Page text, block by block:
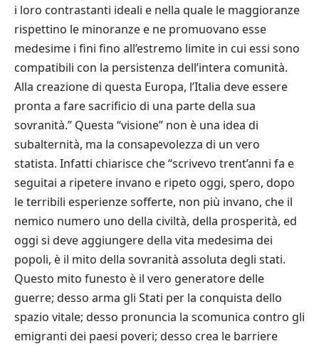
i loro contrastanti ideali e nella quale le maggioranze
rispettino le minoranze e ne promuovano esse
medesime i fini fino all’estremo limite in cui essi sono
compatibili con la persistenza dell’intera comunità.
Alla creazione di questa Europa, l’Italia deve essere
pronta a fare sacrificio di una parte della sua
sovranità.” Questa “visione” non è una idea di
subalternità, ma la consapevolezza di un vero
statista. Infatti chiarisce che“scrivevo trent’anni fa e
seguitai a ripetere invano e ripeto oggi, spero, dopo
le terribili esperienze sofferte, non più invano, che il
nemico numero uno della civiltà, della prosperità, ed
oggi si deve aggiungere della vita medesima dei
popoli, è il mito della sovranità assoluta degli stati.
Questo mito funesto è il vero generatore delle
guerre; desso arma gli Stati per la conquista dello
spazio vitale; desso pronuncia la scomunica contro gli
emigranti dei paesi poveri; desso crea le barriere